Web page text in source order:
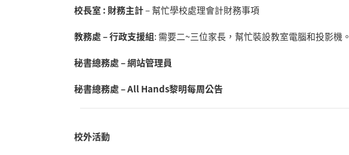
校長室 : 財務主計– 幫忙學校處理會計財務事項
教務處 – 行政支援組: 需要二~三位家長，幫忙裝設教室電腦和投影機。
秘書總務處 – 網站管理員
秘書總務處 – All Hands黎明每周公告
校外活動